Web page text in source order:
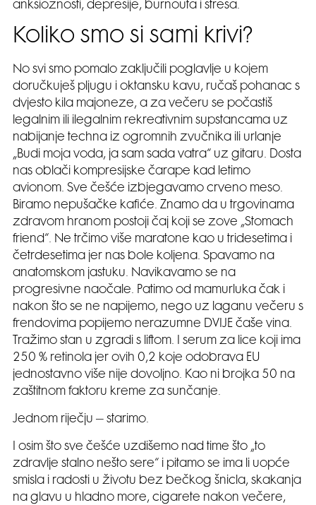
anksioznosti, depresije, burnouta i stresa.
Koliko smo si sami krivi?
No svi smo pomalo zaključili poglavlje u kojem
doručkuješ pljugu i oktansku kavu, ručaš pohanac s
dvjesto kila majoneze, a za večeru se počastiš
legalnim ili ilegalnim rekreativnim supstancama uz
nabijanje techna iz ogromnih zvučnika ili urlanje
„Budi moja voda, ja sam sada vatra“ uz gitaru. Dosta
nas oblači kompresijske čarape kad letimo
avionom. Sve češće izbjegavamo crveno meso.
Biramo nepušačke kafiće. Znamo da u trgovinama
zdravom hranom postoji čaj koji se zove „Stomach
friend“. Ne trčimo više maratone kao u tridesetima i
četrdesetima jer nas bole koljena. Spavamo na
anatomskom jastuku. Navikavamo se na
progresivne naočale. Patimo od mamurluka čak i
nakon što se ne napijemo, nego uz laganu večeru s
frendovima popijemo nerazumne DVIJE čaše vina.
Tražimo stan u zgradi s liftom. I serum za lice koji ima
250 % retinola jer ovih 0,2 koje odobrava EU
jednostavno više nije dovoljno. Kao ni brojka 50 na
zaštitnom faktoru kreme za sunčanje.
Jednom riječju – starimo.
I osim što sve češće uzdišemo nad time što „to
zdravlje stalno nešto sere“ i pitamo se ima li uopće
smisla i radosti u životu bez bečkog šnicla, skakanja
na glavu u hladno more, cigarete nakon večere,